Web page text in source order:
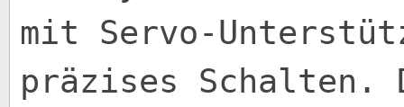
mit Servo-
präzises Schalten.